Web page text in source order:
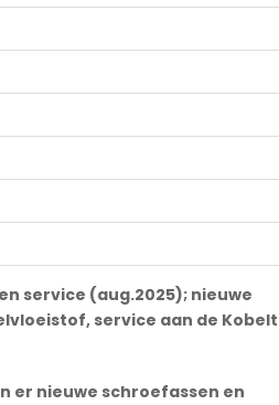
service (aug.2025); nieuwe
service aan de Kobelt
er nieuwe schroefassen en